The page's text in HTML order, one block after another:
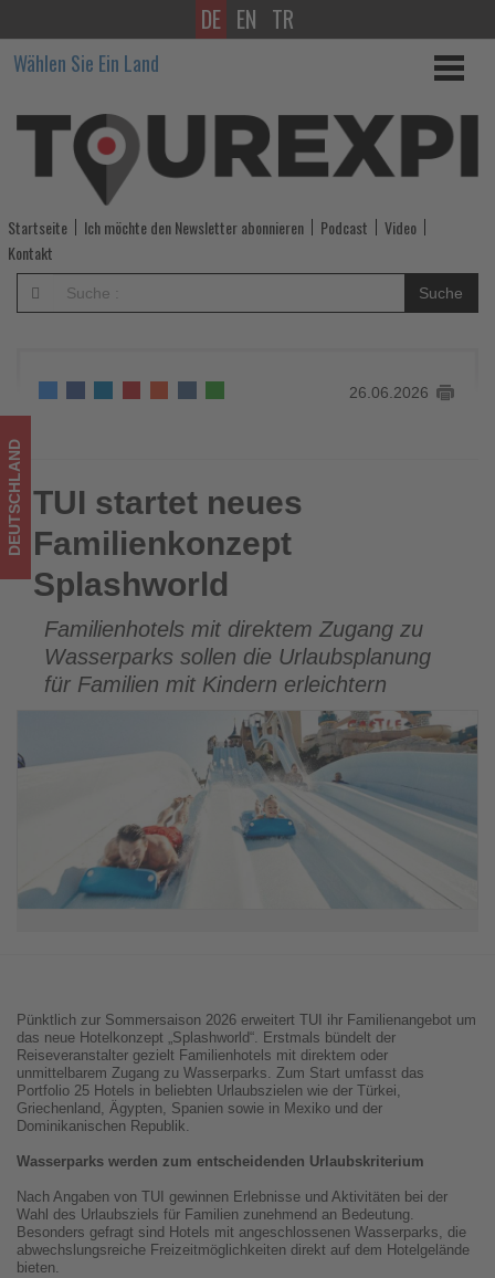
TUI
startet
neues
Familienkonzept
Splashworld
-
Wissen,
im
Tourismus
los
ist!
DE EN TR
Wählen Sie Ein Land
Startseite Ich möchte den Newsletter abonnieren Podcast
Video
Kontakt
Suche
26.06.2026
TUI startet neues Familienkonzept Splashworld
DEUTSCHLAND TUI startet neues
Familienkonzept
Splashworld
Familienhotels mit direktem Zugang zu
Wasserparks sollen die Urlaubsplanung
für Familien mit Kindern erleichtern
Pünktlich zur Sommersaison 2026 erweitert TUI ihr Familienangebot um
das neue Hotelkonzept „Splashworld“. Erstmals bündelt der
Reiseveranstalter gezielt Familienhotels mit direktem oder
unmittelbarem Zugang zu Wasserparks. Zum Start umfasst das
Portfolio 25 Hotels in beliebten Urlaubszielen wie der Türkei,
Griechenland, Ägypten, Spanien sowie in Mexiko und der
Dominikanischen Republik.
Wasserparks werden zum entscheidenden Urlaubskriterium
Nach Angaben von TUI gewinnen Erlebnisse und Aktivitäten bei der
Wahl des Urlaubsziels für Familien zunehmend an Bedeutung.
Besonders gefragt sind Hotels mit angeschlossenen Wasserparks, die
abwechslungsreiche Freizeitmöglichkeiten direkt auf dem Hotelgelände
bieten.